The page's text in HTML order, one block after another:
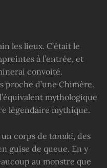
les lieux. C’était le
à l’entrée, et
convoité.
proche d’une Chimère.
mythologique
légendaire mythique.
corps de tanuki, des
guise de queue. En y
au monstre que